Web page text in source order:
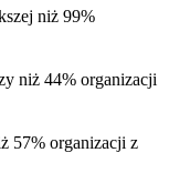
niż 99%
niż 44% organizacji
57% organizacji z